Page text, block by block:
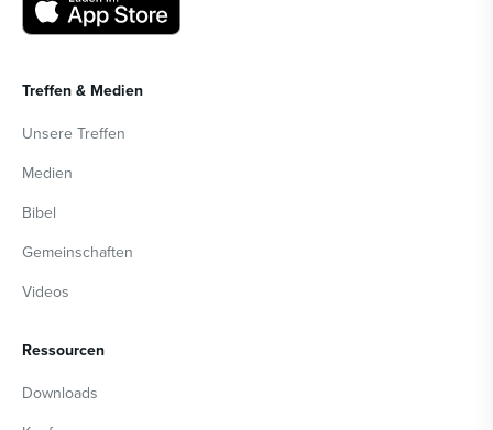
Treffen & Medien
Unsere Treffen
Medien
Bibel
Gemeinschaften
Videos
Ressourcen
Downloads